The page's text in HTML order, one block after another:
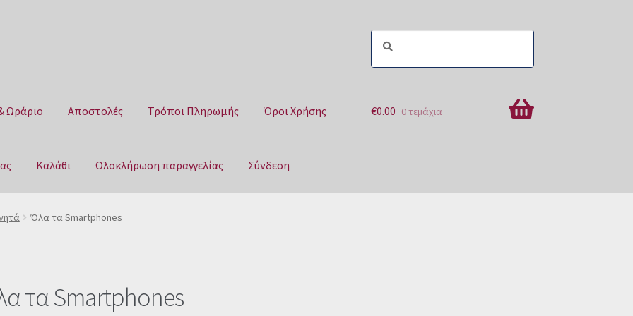
Ωράριο Αποστολές Τρόποι Πληρωμής Όροι Χρήσης
Καλάθι Ολοκλήρωση παραγγελίας Σύνδεση
Αποστολές Τρόποι Πληρωμής
€0.00 0 τεμάχια
Όλα τα Smartphones
τα Smartphones